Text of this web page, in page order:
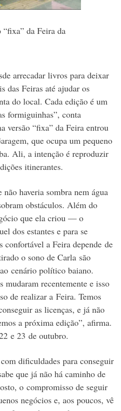
“fixa” da Feira da
arrecadar livros para deixar
das Feiras até ajudar os
do local. Cada edição é um
formiguinhas”, conta
versão “fixa” da Feira entrou
que ocupa um pequeno
Ali, a intenção é reproduzir
itinerantes.
haveria sombra nem água
obstáculos. Além do
que ela criou — o
dos estantes e para se
confortável a Feira depende de
o sono de Carla são
cenário político baiano.
mudaram recentemente e isso
de realizar a Feira. Temos
as licenças, e já não
a próxima edição”, afirma.
e 23 de outubro.
dificuldades para conseguir
que já não há caminho de
o compromisso de seguir
negócios e, aos poucos, vê